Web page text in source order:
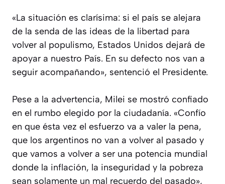
«La situación es clarísima: si el país se alejara
de la senda de las ideas de la libertad para
volver al populismo, Estados Unidos dejará de
apoyar a nuestro País. En su defecto nos van a
seguir acompañando», sentenció el Presidente.
Pese a la advertencia, Milei se mostró confiado
en el rumbo elegido por la ciudadanía. «Confío
en que ésta vez el esfuerzo va a valer la pena,
que los argentinos no van a volver al pasado y
que vamos a volver a ser una potencia mundial
donde la inflación, la inseguridad y la pobreza
sean solamente un mal recuerdo del pasado»,